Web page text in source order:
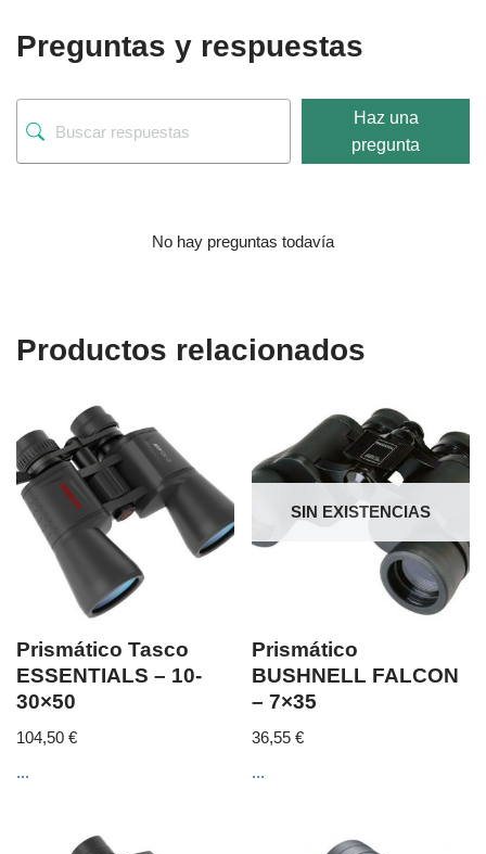
Preguntas y respuestas
Haz una
pregunta
No hay preguntas todavía
Productos relacionados
Prismático Tasco
ESSENTIALS – 10-
30×50
104,50 €
...
SIN EXISTENCIAS
Prismático
BUSHNELL FALCON
– 7×35
36,55€
...